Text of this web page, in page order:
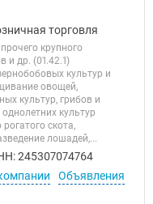
торговля
крупного
и др. (01.42.1)
культур и
овощей,
культур, грибов и
культур
скота,
лошадей,...
245307074764
Объявления